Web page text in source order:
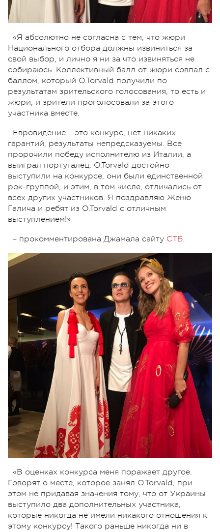
«Я абсолютно не согласна с тем, что жюри
Национального отбора должны извиниться за
свой выбор, и лично я ни за что извиняться не
собираюсь. Коллективный балл от жюри совпал с
баллом, который O.Torvald получили по
результатам зрительского голосования, то есть и
жюри, и зрители проголосовали за этого
участника вместе.
Евровидение – это конкурс, нет никаких
гарантий, результаты непредсказуемы. Все
пророчили победу исполнителю из Италии, а
выиграл португалец. O.Torvald достойно
выступили на конкурсе, они были единственной
рок-группой, и этим, в том числе, отличались от
всех других участников. Я поздравляю Женю
Галича и ребят из O.Torvald с отличным
выступлением!»
– прокомментирована Джамала сайту СТБ.
«В оценках конкурса меня поражает другое.
Говорят о месте, которое занял O.Torvald, при
этом не придавая значения тому, что от Украины
выступило два дополнительных участника,
которые никогда не имели никакого отношения к
этому конкурсу! Такого раньше никогда ни в